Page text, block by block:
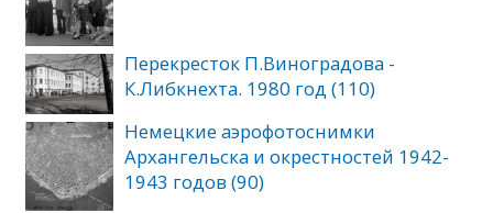
Перекресток П.Виноградова -
К.Либкнехта. 1980 год (110)
Немецкие аэрофотоснимки
Архангельска и окрестностей 1942-
1943 годов (90)